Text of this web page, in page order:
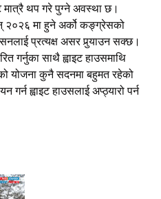
मात्रै थप गरे पुग्ने अवस्था छ।
मा हुने अर्को कङ्ग्रेसको
प्रत्यक्ष असर पुर्‍याउन सक्छ।
गर्नुका साथै ह्वाइट हाउसमाथि
योजना कुनै सदनमा बहुमत रहेको
गर्न ह्वाइट हाउसलाई अप्ठ्यारो पर्न